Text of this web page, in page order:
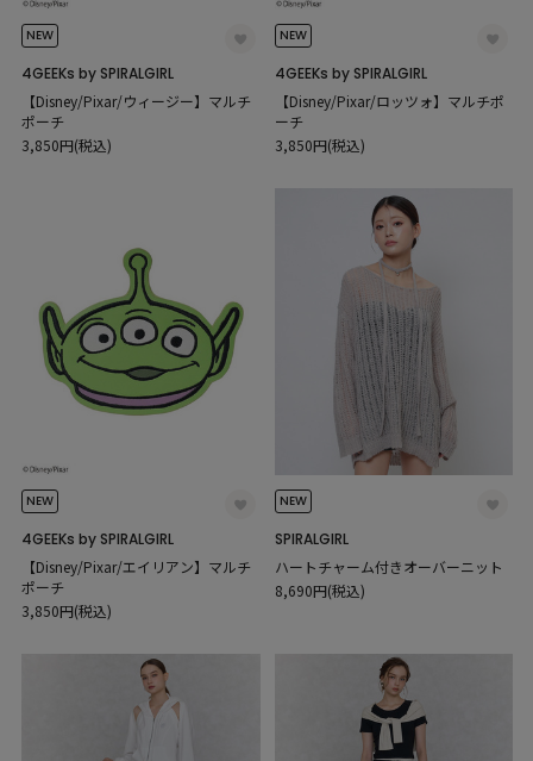
NEW
4GEEKs by SPIRALGIRL
【Disney/Pixar/ウィージー】マルチ
ポーチ
3,850円(税込)
NEW
4GEEKs by SPIRALGIRL
【Disney/Pixar/ロッツォ】マルチポ
ーチ
3,850円(税込)
NEW
4GEEKs by SPIRALGIRL
【Disney/Pixar/エイリアン】マルチ
ポーチ
3,850円(税込)
NEW
SPIRALGIRL
ハートチャーム付きオーバーニット
8,690円(税込)